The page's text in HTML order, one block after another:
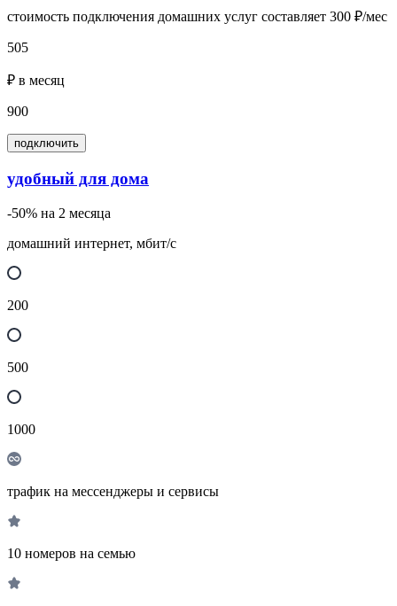
стоимость подключения домашних услуг составляет 300 ₽/мес
505
₽ в месяц
900
подключить
удобный для дома
-50% на 2 месяца
домашний интернет, мбит/с
200
500
1000
трафик на мессенджеры и сервисы
10 номеров на семью